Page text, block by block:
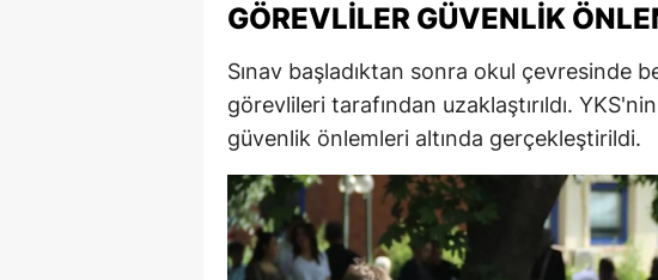
Mardin
Muğla
Muş
Nevşehir
Niğde
Ordu
GÖREVLILER GÜVENLIK
Sınav başladıktan sonra okul çevresinde
görevlileri tarafından uzaklaştırıldı.
güvenlik önlemleri altında gerçekleştirildi.